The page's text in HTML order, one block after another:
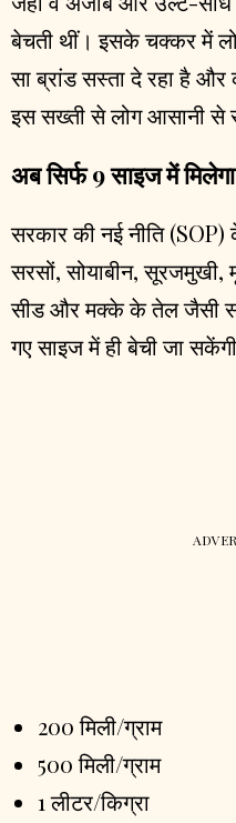
बेचती थीं। इसके चक्कर में
सा ब्रांड सस्ता दे रहा है
इस सख्ती से लोग आसानी से
अब सिर्फ 9 साइज में
सरकार की नई नीति
सरसों, सोयाबीन, सूरजमुखी,
सीड और मक्के के तेल जैसी
गए साइज में ही बेची जा
200 मिली/ग्राम
500 मिली/ग्राम
1 लीटर/किग्रा